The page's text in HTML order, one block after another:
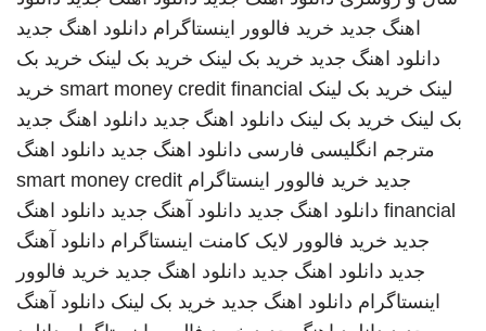
اهنگ جدید خرید فالوور اینستاگرام دانلود اهنگ جدید
دانلود اهنگ جدید خرید بک لینک خرید بک لینک خرید بک
لینک خرید بک لینک smart money credit financial خرید
بک لینک خرید بک لینک دانلود اهنگ جدید دانلود اهنگ جدید
مترجم انگلیسی فارسی دانلود اهنگ جدید دانلود اهنگ
جدید خرید فالوور اینستاگرام smart money credit
financial دانلود اهنگ جدید دانلود آهنگ جدید دانلود اهنگ
جدید خرید فالوور لایک کامنت اینستاگرام دانلود آهنگ
جدید دانلود اهنگ جدید دانلود اهنگ جدید خرید فالوور
اینستاگرام دانلود اهنگ جدید خرید بک لینک دانلود آهنگ